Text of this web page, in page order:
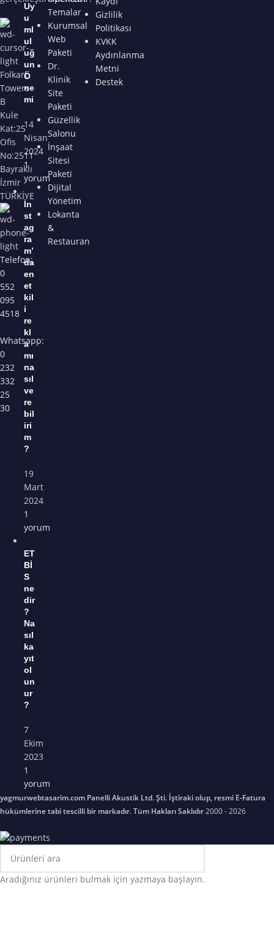
Folkart
Towers
B
Kule
Kat:25
Ofis
No:2511
Bayraklı
İzmir
TÜRKİYE
Telefon:
0
552
095
4518
Whatsapp:
0
232
332
25
30
Uy
u
ml
ul
uğ
un
Ö
ne
mi
14
Nisan
2024
1
yorum
İn
st
ag
ra
m’
da
en
et
kil
i
re
kl
a
mı
na
sıl
ve
re
bil
iri
m
?
19
Mart
2024
1
yorum
ET
Bİ
S
ne
dir
?
Na
sıl
ka
yıt
ol
un
ur
?
7
Ekim
2023
1
yorum
Temalar
Kurumsal
Web
Paketi
Dr.
Klinik
Site
Paketi
Güzellik
Salonu
İnşaat
Sitesi
Paketi
Dijital
Yönetim
Lokanta
&
Restauran
Gizlilik
Politikası
KVKK
Aydınlanma
Metni
Destek
yagmurwebtasarim.com Panelli Akustik Ltd. Şti. İştiraki olup, resmi E-Fatura
hükümlerine tabi tescilli bir markadır. Tüm Hakları Saklıdır 2000 - 2026
Aradığınız ürünleri bulmak için yazmaya başlayın.